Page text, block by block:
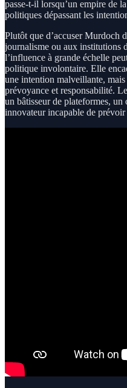
passe-t-il lorsqu’un empire de
politiques dépassant les
Plutôt que d’accuser Murdoch
journalisme ou aux institutions
l’influence à grande échelle
politique involontaire. Elle
une intention malveillante,
prévoyance et responsabilité.
un bâtisseur de plateformes,
innovateur incapable de prévoir